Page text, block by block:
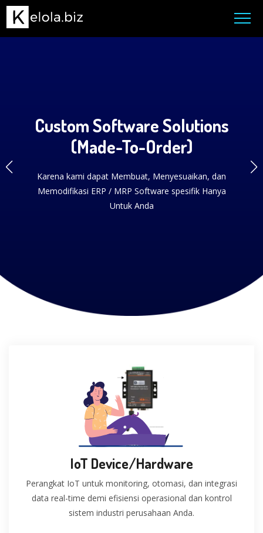
Custom Software Solutions
(Made-To-Order)
Karena kami dapat Membuat, Menyesuaikan, dan
Memodifikasi ERP / MRP Software spesifik Hanya
Untuk Anda
IoT Device/Hardware
Perangkat IoT untuk monitoring, otomasi, dan integrasi
data real-time demi efisiensi operasional dan kontrol
sistem industri perusahaan Anda.